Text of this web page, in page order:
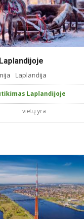
Laplandija
Laplandijoje
vietų yra